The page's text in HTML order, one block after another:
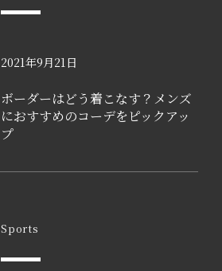
2021年9月21日
ボーダーはどう着こなす？メンズ
におすすめのコーデをピックアッ
プ
Sports